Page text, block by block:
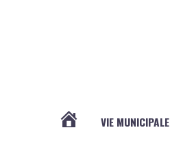
VIE MUNICIPALE